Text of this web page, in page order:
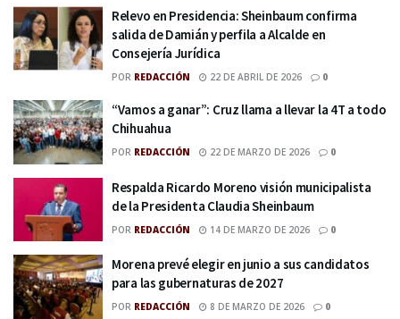
Relevo en Presidencia: Sheinbaum confirma
salida de Damián y perfila a Alcalde en
Consejería Jurídica
POR REDACCIÓN 22 DE ABRIL DE 2026 0
“Vamos a ganar”: Cruz llama a llevar la 4T a todo
Chihuahua
POR REDACCIÓN 22 DE MARZO DE 2026 0
Respalda Ricardo Moreno visión municipalista
de la Presidenta Claudia Sheinbaum
POR REDACCIÓN 14 DE MARZO DE 2026 0
Morena prevé elegir en junio a sus candidatos
para las gubernaturas de 2027
POR REDACCIÓN 8 DE MARZO DE 2026 0